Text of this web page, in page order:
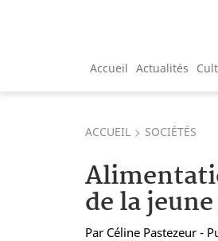
Accueil Actualités
ACCUEIL SOCIÉTÉS
de la
Par Céline Pastezeur -